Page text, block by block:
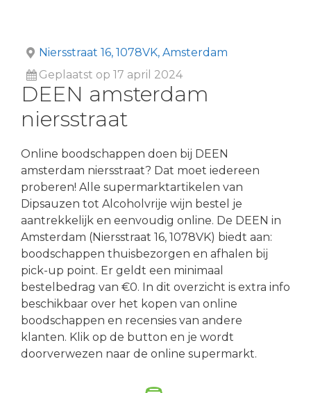
Niersstraat 16, 1078VK, Amsterdam
Geplaatst op 17 april 2024
DEEN amsterdam
niersstraat
Online boodschappen doen bij DEEN
amsterdam niersstraat? Dat moet iedereen
proberen! Alle supermarktartikelen van
Dipsauzen tot Alcoholvrije wijn bestel je
aantrekkelijk en eenvoudig online. De DEEN in
Amsterdam (Niersstraat 16, 1078VK) biedt aan:
boodschappen thuisbezorgen en afhalen bij
pick-up point. Er geldt een minimaal
bestelbedrag van €0. In dit overzicht is extra info
beschikbaar over het kopen van online
boodschappen en recensies van andere
klanten. Klik op de button en je wordt
doorverwezen naar de online supermarkt.